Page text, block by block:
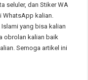
seluler, dan Stiker WA
kalian.
yang bisa kalian
obrolan kalian baik
Semoga artikel ini